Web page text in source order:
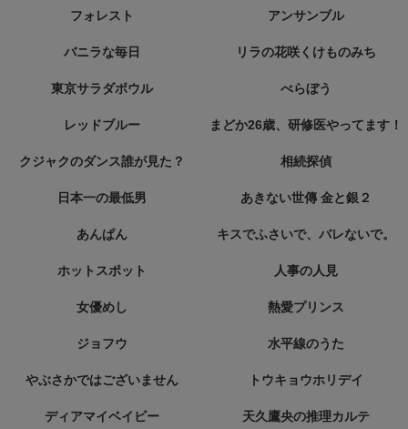
フォレスト アンサンブル
バニラな毎日 リラの花咲くけものみち
東京サラダボウル べらぼう
レッドブルー まどか26歳、研修医やってます！
クジャクのダンス誰が見た？ 相続探偵
日本一の最低男 あきない世傳 金と銀２
あんぱん キスでふさいで、バレないで。
ホットスポット 人事の人見
女優めし 熱愛プリンス
ジョフウ 水平線のうた
やぶさかではございません トウキョウホリデイ
ディアマイベイビー 天久鷹央の推理カルテ